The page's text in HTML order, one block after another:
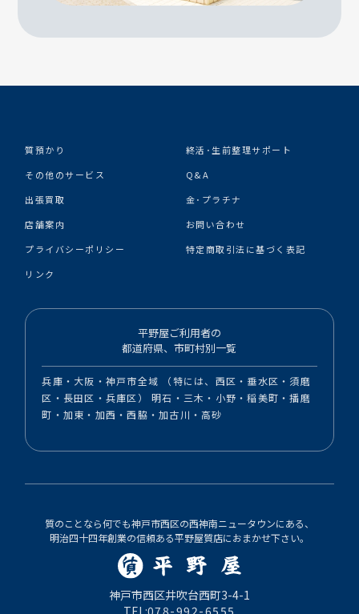
質預かり
終活･生前整理サポート
その他のサービス
Q&A
出張買取
金･プラチナ
店舗案内
お問い合わせ
プライバシーポリシー
特定商取引法に基づく表記
リンク
平野屋ご利用者の
都道府県、市町村別一覧
兵庫・大阪・神戸市全域 （特には、西区・垂水区・須磨
区・長田区・兵庫区） 明石・三木・小野・稲美町・播磨
町・加東・加西・西脇・加古川・高砂
質のことなら何でも神戸市西区の西神南ニュータウンにある、
明治四十四年創業の信頼ある平野屋質店におまかせ下さい。
神戸市西区井吹台西町3-4-1
TEL:078-992-6555